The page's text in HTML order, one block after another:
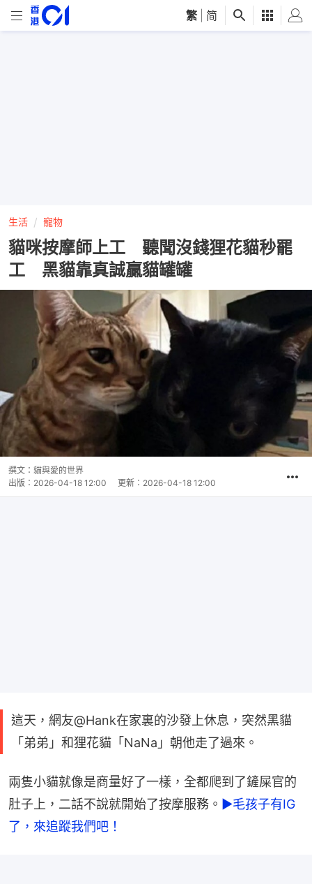
繁 简
生活 寵物
貓咪按摩師上工 聽聞沒錢狸花貓秒罷
工 黑貓靠真誠贏貓罐罐
撰文： 貓與愛的世界
出版： 2026-04-18 12:00 更新： 2026-04-18 12:00
這天，網友@Hank在家裏的沙發上休息，突然黑貓
「弟弟」和狸花貓「NaNa」朝他走了過來。
兩隻小貓就像是商量好了一樣，全都爬到了鏟屎官的
肚子上，二話不說就開始了按摩服務。 ►毛孩子有IG
了，來追蹤我們吧！